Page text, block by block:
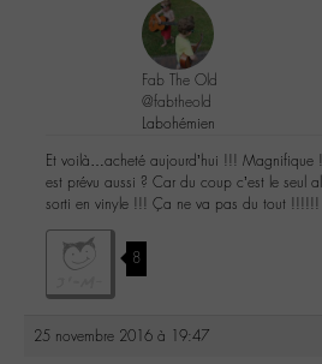
Fab The Old
@fabtheold
Labohémien
Et voilà…acheté aujourd’hui !!! Magnifique
est prévu aussi ? Car du coup c’est le seul
sorti en vinyle !!! Ça ne va pas du tout !!!!!!
8
25 novembre 2016 à 19:47